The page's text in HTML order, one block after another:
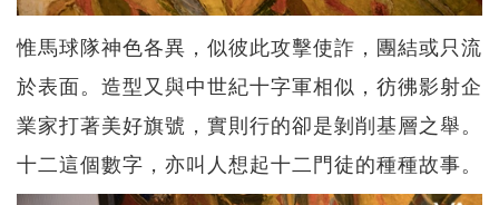
惟馬球隊神色各異，似彼此攻擊使詐，團結或只流
於表面。造型又與中世紀十字軍相似，彷彿影射企
業家打著美好旗號，實則行的卻是剝削基層之舉。
十二這個數字，亦叫人想起十二門徒的種種故事。